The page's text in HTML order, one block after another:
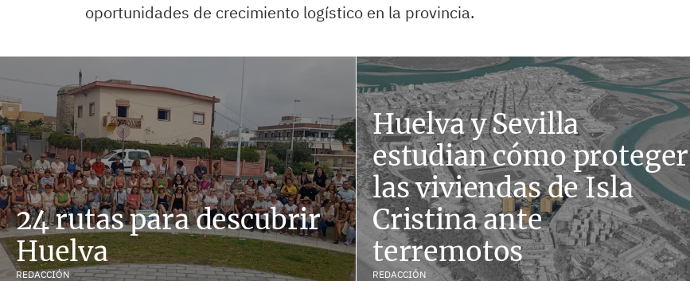
oportunidades de crecimiento logístico en la provincia.
24 rutas para descubrir
Huelva
REDACCIÓN
Huelva y Sevilla
estudian cómo proteger
las viviendas de Isla
Cristina ante
terremotos
REDACCIÓN